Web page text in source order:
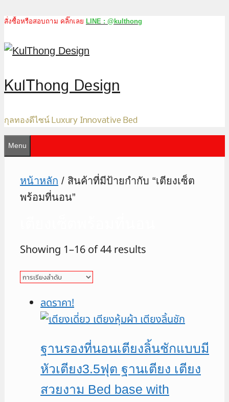
Skip
to
content
สั่งซื้อหรือสอบถาม คลิ๊กเลย LINE : @kulthong
KulThong Design
กุลทองดีไซน์ Luxury Innovative Bed
Menu
หน้าหลัก / สินค้าที่มีป้ายกำกับ “เตียงเซ็ต
พร้อมที่นอน”
Showing 1–16 of 44 results
ลดราคา!
ฐานรองที่นอนเตียงลิ้นชักแบบมี
หัวเตียง3.5ฟุต ฐานเตียง เตียง
สวยงาม Bed base with